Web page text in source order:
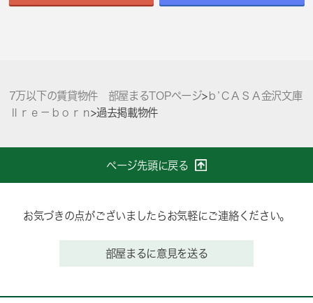
7万以下の賃貸物件 部屋まるTOPページ>ｂ’ＣＡＳＡ金沢文庫
Ⅱｒｅ－ｂｏｒｎ>過去掲載物件
ページ先頭に戻る
お気づきの点がございましたらお気軽にご連絡ください。
部屋まるに意見を送る